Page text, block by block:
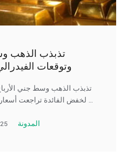
تذبذب الذهب
وتوقعات
تذبذب الذهب وسط جني
لخفض الفائدة تراجعت أسعار الذهب يوم الخميس …
المدونة